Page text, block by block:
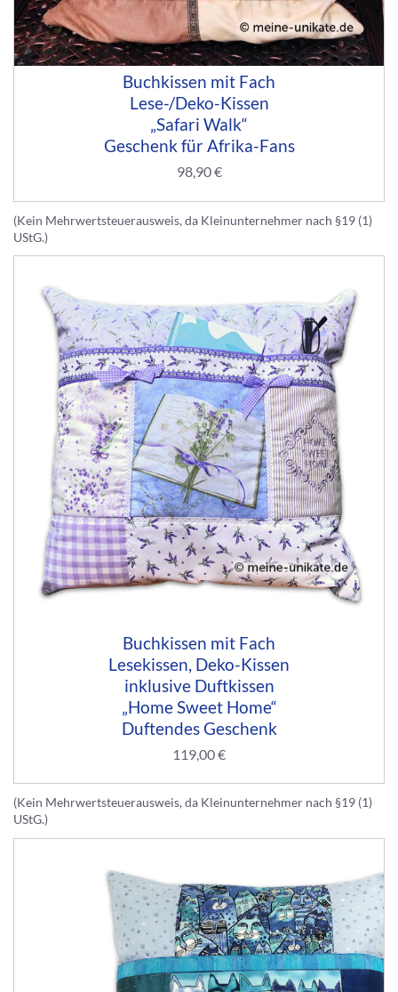
Buchkissen mit Fach
Lese-/Deko-Kissen
„Safari Walk“
Geschenk für Afrika-Fans
98,90€
(Kein Mehrwertsteuerausweis, da Kleinunternehmer nach §19 (1)
UStG.)
Buchkissen mit Fach
Lesekissen, Deko-Kissen
inklusive Duftkissen
„Home Sweet Home“
Duftendes Geschenk
119,00€
(Kein Mehrwertsteuerausweis, da Kleinunternehmer nach §19 (1)
UStG.)